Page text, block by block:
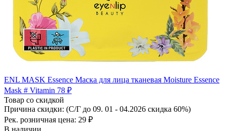
ENL MASK Essence Маска для лица тканевая Moisture Essence
Mask # Vitamin 78 ₽
Товар со скидкой
Причина скидки: (С/Г до 09. 01 - 04.2026 скидка 60%)
Рек. розничная цена: 29 ₽
В наличии